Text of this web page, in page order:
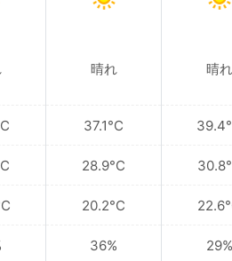
晴れ
37.1°C
28.9°C
20.2°C
36%
晴れ
29%